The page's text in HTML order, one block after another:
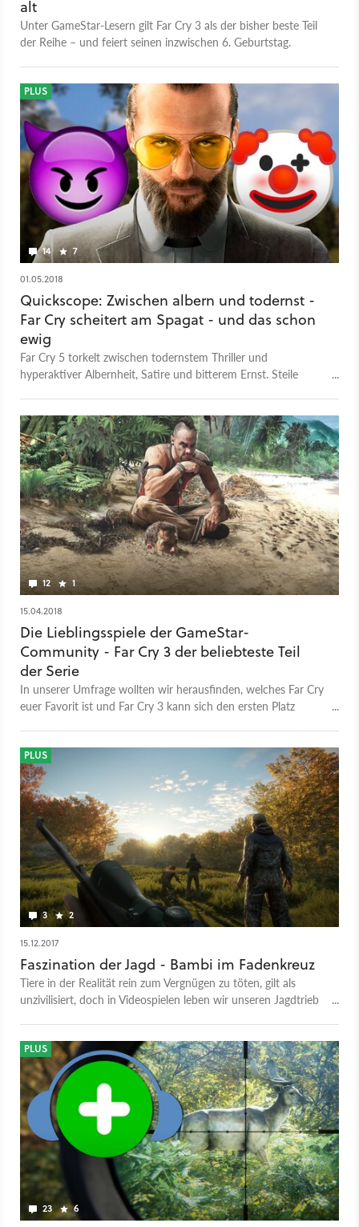
alt
Unter GameStar-Lesern gilt Far Cry 3 als der bisher beste Teil
der Reihe – und feiert seinen inzwischen 6. Geburtstag.
14 7
PLUS
01.05.2018
Quickscope: Zwischen albern und todernst -
Far Cry scheitert am Spagat - und das schon
ewig
Far Cry 5 torkelt zwischen todernstem Thriller und
hyperaktiver Albernheit, Satire und bitterem Ernst. Steile
12 1
15.04.2018
Die Lieblingsspiele der GameStar-
Community - Far Cry 3 der beliebteste Teil
der Serie
In unserer Umfrage wollten wir herausfinden, welches Far Cry
euer Favorit ist und Far Cry 3 kann sich den ersten Platz
3 2
PLUS
15.12.2017
Faszination der Jagd - Bambi im Fadenkreuz
Tiere in der Realität rein zum Vergnügen zu töten, gilt als
unzivilisiert, doch in Videospielen leben wir unseren Jagdtrieb
23 6
PLUS